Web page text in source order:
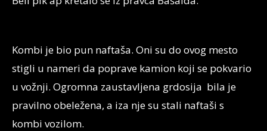
Kombi je bio pun naftaša. Oni su do ovog mesto
stigli u nameri da poprave kamion koji se pokvario
u vožnji. Ogromna zaustavljena grdosija bila je
pravilno obeležena, a iza nje su stali naftaši s
kombi vozilom.